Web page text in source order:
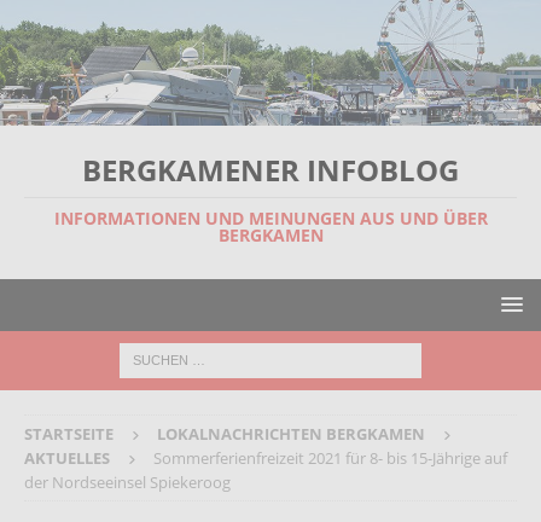
BERGKAMENER INFOBLOG
INFORMATIONEN UND MEINUNGEN AUS UND ÜBER
BERGKAMEN
STARTSEITE
LOKALNACHRICHTEN BERGKAMEN
AKTUELLES
Sommerferienfreizeit 2021 für 8- bis 15-Jährige auf
der Nordseeinsel Spiekeroog